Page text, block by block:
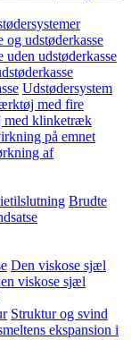
og udstøderkasse
udstøderkasse
Udstødersystem
med fire
med klinketræk
på emnet
af
Brudte
Den viskose sjæl
viskose sjæl
Struktur og svind
ekspansion i